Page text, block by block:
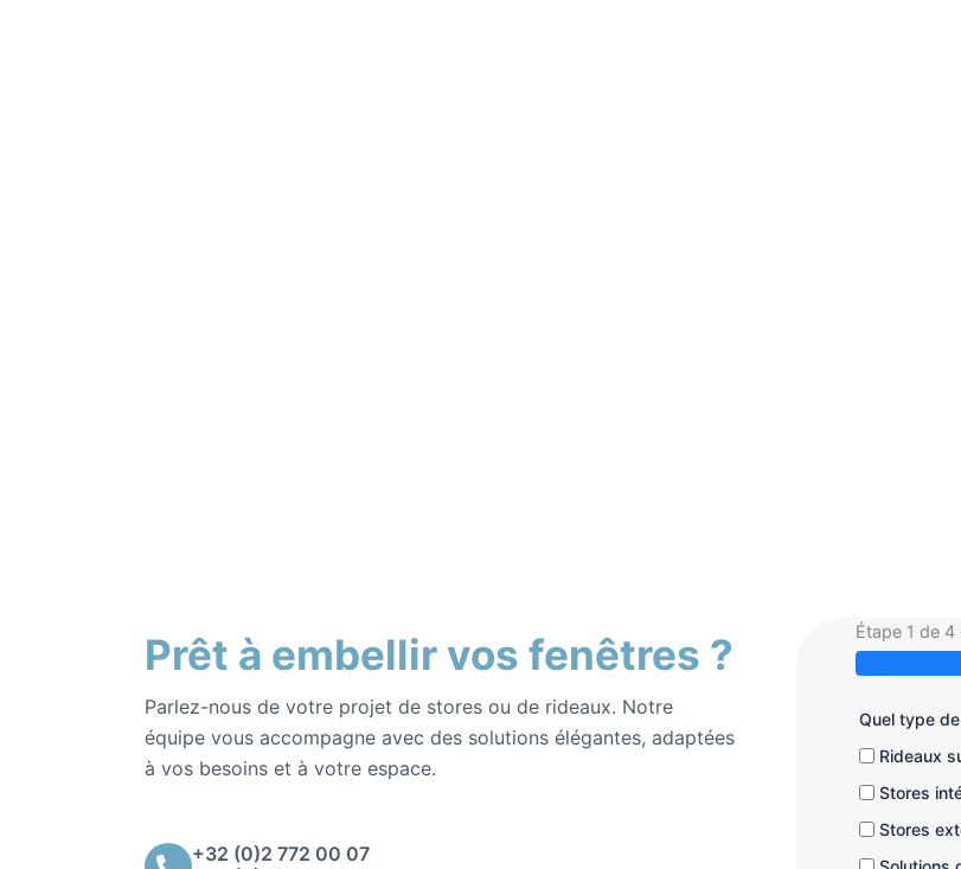
Prêt à embellir vos fenêtres ?
Parlez-nous de votre projet de stores ou de rideaux. Notre
équipe vous accompagne avec des solutions élégantes, adaptées
à vos besoins et à votre espace.
+32 (0)2 772 00 07
Étape 1 de
Quel type
Rideaux
Stores
Stores